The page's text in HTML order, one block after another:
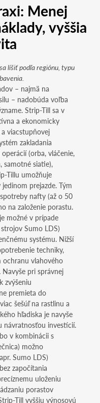
Menej
vyššia
líšiť podľa regiónu, typu
– najmä na
– nadobúda voľba
Strip-Till sa v
a ekonomicky
viacstupňovej
zakladania
(orba, vláčenie,
samotné siatie),
Tillu umožňuje
prejazde. Tým
nafty (až o 50
na založenie porastu.
možné v prípade
Sumo LDS)
systému. Nižší
techniky,
ochranu vlahového
pri správnej
zvýšeniu
premieta do
šešúľ na rastlinu a
hľadiska je navyše
návratnosťou investícií.
v kombinácii s
možno
Sumo LDS)
započítania
uloženiu
porastov
Till vyššiu výnosovú